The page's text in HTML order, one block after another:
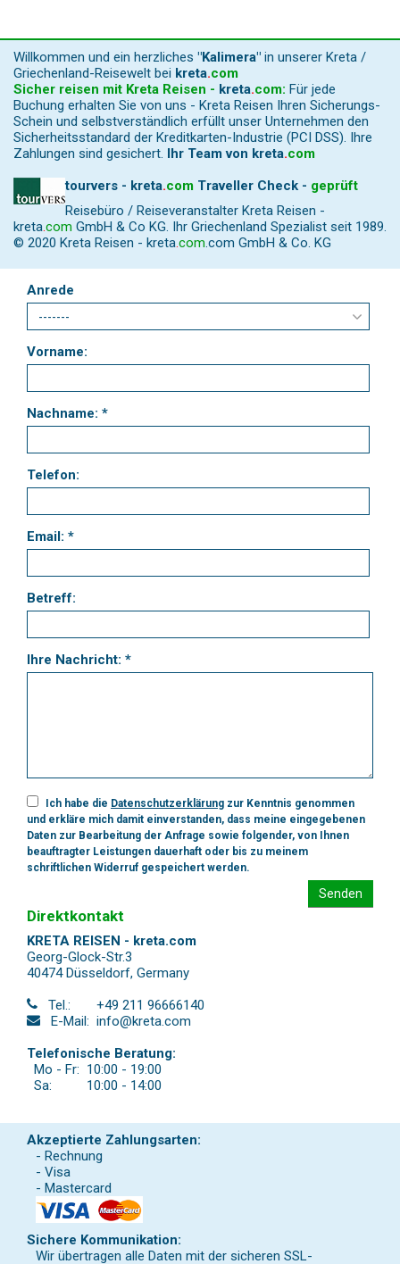
Willkommen und ein herzliches "Kalimera" in unserer Kreta /
Griechenland-Reisewelt bei kreta.com
Sicher reisen mit Kreta Reisen - kreta.com: Für jede
Buchung erhalten Sie von uns - Kreta Reisen Ihren Sicherungs-
Schein und selbstverständlich erfüllt unser Unternehmen den
Sicherheitsstandard der Kreditkarten-Industrie (PCI DSS). Ihre
Zahlungen sind gesichert. Ihr Team von kreta.com
tourvers - kreta.com Traveller Check - geprüft
Reisebüro / Reiseveranstalter Kreta Reisen -
kreta.com GmbH & Co KG. Ihr Griechenland Spezialist seit 1989.
© 2020 Kreta Reisen - kreta.com.com GmbH & Co. KG
Anrede
Vorname:
Nachname: *
Telefon:
Email: *
Betreff:
Ihre Nachricht: *
Ich habe die Datenschutzerklärung zur Kenntnis genommen
und erkläre mich damit einverstanden, dass meine eingegebenen
Daten zur Bearbeitung der Anfrage sowie folgender, von Ihnen
beauftragter Leistungen dauerhaft oder bis zu meinem
schriftlichen Widerruf gespeichert werden.
Senden
Direktkontakt
KRETA REISEN - kreta.com
Georg-Glock-Str.3
40474 Düsseldorf, Germany
Tel.:
+49 211 96666140
E-Mail: info@kreta.com
Telefonische Beratung:
Mo - Fr: 10:00 - 19:00
Sa:
10:00 - 14:00
Akzeptierte Zahlungsarten:
- Rechnung
- Visa
- Mastercard
Sichere Kommunikation:
Wir übertragen alle Daten mit der sicheren SSL-